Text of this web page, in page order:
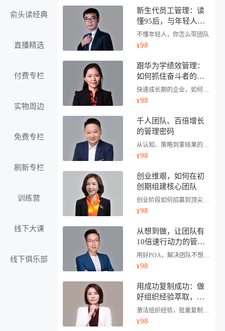
俞头读经典
直播精选
付费专栏
实物周边
免费专栏
刷新专栏
训练营
线下大课
线下俱乐部
新生代员工管理：读
懂95后，与年轻人一
起成事
不懂年轻人，你怎么带团队
¥98
跟华为学绩效管理：
如何抓住奋斗者的
心、保住企业未来的
命
快速成长期的企业，如何做好绩效管理
¥98
千人团队、百倍增长
的管理密码
从认知、策略到拿结果的背后逻辑和实战案例
¥98
创业维艰，如何在初
创期组建核心团队
创业阶段如何招募到顶尖人才？怎么样做才能提高招聘成功率？
¥98
从想到做，让团队有
10倍速行动力的管理
课
用好POA，解决团队不想做、不会做、不去做
¥98
用成功复制成功：做
好组织经验萃取，为
企业和员工双赋能
激活组织经验，批量复制团队能力
¥98